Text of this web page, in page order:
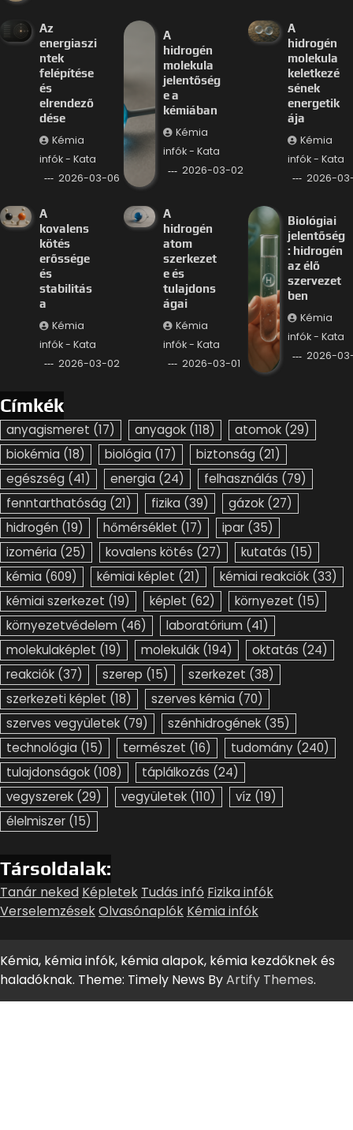
Az
energiaszi
ntek
felépítése
és
elrendező
dése
Kémia
infók - Kata
2026-03-06
A
hidrogén
molekula
jelentőség
e a
kémiában
Kémia
infók - Kata
2026-03-02
A
hidrogén
molekula
keletkezé
sének
energetik
ája
Kémia
infók - Kata
2026-
A
kovalens
kötés
erőssége
és
stabilitás
a
Kémia
infók - Kata
2026-03-02
A
hidrogén
atom
szerkezet
e és
tulajdons
ágai
Kémia
infók - Kata
2026-03-01
Biológiai
jelentőség
: hidrogén
az élő
szervezet
ben
Kémia
infók - Kata
2026-
Címkék
anyagismeret (17) anyagok (118) atomok (29)
biokémia (18) biológia (17) biztonság (21)
egészség (41) energia (24) felhasználás (79)
fenntarthatóság (21) fizika (39) gázok (27)
hidrogén (19) hőmérséklet (17) ipar (35)
izoméria (25) kovalens kötés (27) kutatás (15)
kémia (609) kémiai képlet (21) kémiai reakciók (33)
kémiai szerkezet (19) képlet (62) környezet (15)
környezetvédelem (46) laboratórium (41)
molekulaképlet (19) molekulák (194) oktatás (24)
reakciók (37) szerep (15) szerkezet (38)
szerkezeti képlet (18) szerves kémia (70)
szerves vegyületek (79) szénhidrogének (35)
technológia (15) természet (16) tudomány (240)
tulajdonságok (108) táplálkozás (24)
vegyszerek (29) vegyületek (110) víz (19)
élelmiszer (15)
Társoldalak:
Tanár neked Képletek Tudás infó Fizika infók
VerselemzésekOlvasónaplók Kémia infók
Kémia, kémia infók, kémia alapok, kémia kezdőknek és
haladóknak. Theme: Timely News ByArtify Themes.